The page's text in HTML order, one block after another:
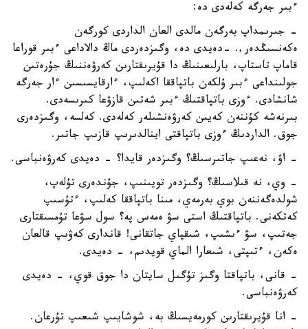
ءبىر جەرگە كەلەدى دە:
- جىرىمداپ بەرگەن مالدى العان الداردى كورگەن
ەكەنسىڭدەر,. -دەيدى دە، وگىزدەردى ماڭ دالاداعى ءبىر قوراعا
قاماپ تاستاپ، بارلىعىنىڭ دا قۇيرىقتارىن كەرۋەننىڭ جۇرەتىن
جولىنداعى ءبىر ۇلكەن باتپاققا اكەلىپ، ءارقايسىسىن ءار جەرگە
شانشادى. ءوزى باتپاقتىڭ ءبىر شەتىن قازۋعا كىرىسەدى.
بىرنەشە كۇننەن كەيىن كەرۋەنشىلەر كەلەدى. كەلسە، وگىزدەرى
جوق. الداردىڭ ءوزى باتپاقتى اينالدىرىپ قازىپ جاتىر.
- اۋ، نەعىپ جاتىرسىڭ؟ وگىزدەر قايدا؟ - دەيدى كەرۋەنباسى.
- وي، نە قىلاسىڭ؟ وگىزدەر تويىنىپ، جۇندەرى تۇلەپ،
شولدەگەننەن بوي بەرمەي، مىنا باتپاققا كەلىپ، ءتۇسىپ
كەتكەنى. باتپاقتىڭ استى سۋ ەمەس پە؟ سول سۋعا تۇمسىقتارى
جەتىپ، سۋ ءىشىپ، شىقپاي جاتقانى! قاندارى كەۋىپ قالعان
ەكەن، ءتىپتى، شىعارا الماي قويدىم، - دەيدى.
- قانى، باتپاقتا وگىز تۇگىل سايتان دا جوق قوي، - دەيدى
كەرۋەنباسى.
- انا قۇيرىقتارىن كورمەيسىڭ بە، شوشايىپ شىعىپ تۇرعان.